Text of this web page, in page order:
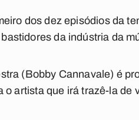
dos dez episódios da
da indústria da
(Bobby Cannavale) é
o artista que irá trazê-la de